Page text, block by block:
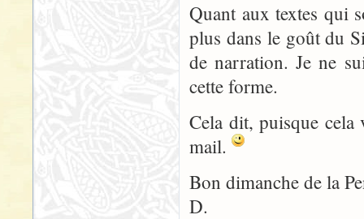
Quant aux textes qui
plus dans le goût du
de narration. Je ne
cette forme.
Cela dit, puisque cela
mail.
Bon dimanche de la
D.